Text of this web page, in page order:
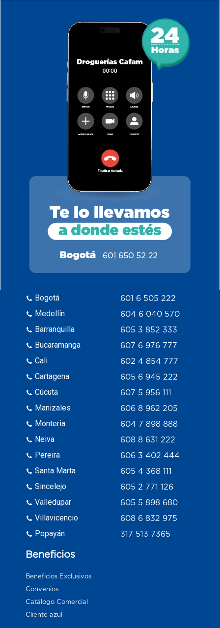
Bogotá
Medellín
Barranquilla
Bucaramanga
Cali
Cartagena
Cúcuta
Manizales
Monteria
Neiva
Pereira
Santa Marta
Sincelejo
Valledupar
Villavicencio
Popayán
601 6 505 222
604 6 040 570
605 3 852 333
607 6 976 777
602 4 854 777
605 6 945 222
607 5 956 111
606 8 962 205
604 7 898 888
608 8 631 222
606 3 402 444
605 4 368 111
605 2 771 126
605 5 898 680
608 6 832 975
317 513 7365
Beneficios
Beneficios Exclusivos
Convenios
Catálogo Comercial
Cliente azul